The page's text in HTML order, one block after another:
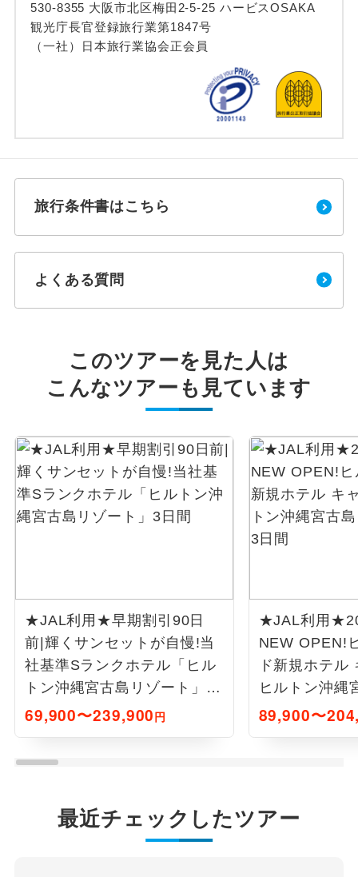
530-8355 大阪市北区梅田2-5-25 ハービスOSAKA
観光庁長官登録旅行業第1847号
（一社）日本旅行業協会正会員
旅行条件書はこちら
よくある質問
このツアーを見た人は
こんなツアーも見ています
★JAL利用★早期割引90日
前|輝くサンセットが自慢!当
社基準Sランクホテル「ヒル
トン沖縄宮古島リゾート」3
日間
69,900〜239,900円
★JAL利用
NEW OPEN!
ド新規ホテル
ヒルトン沖縄
に連泊 3日間
89,900〜
最近チェックしたツアー